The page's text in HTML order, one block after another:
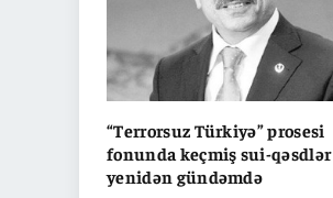
“Terrorsuz Türkiyə” prosesi
fonunda keçmiş sui-qəsdlər
yenidən gündəmdə